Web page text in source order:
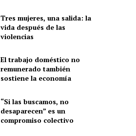
Tres mujeres, una salida: la
vida después de las
violencias
El trabajo doméstico no
remunerado también
sostiene la economía
“Si las buscamos, no
desaparecen” es un
compromiso colectivo